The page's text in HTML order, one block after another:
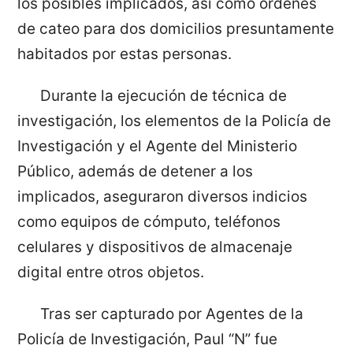
de cateo para dos domicilios presuntamente
habitados por estas personas.
Durante la ejecución de técnica de
investigación, los elementos de la Policía de
Investigación y el Agente del Ministerio
Público, además de detener a los
implicados, aseguraron diversos indicios
como equipos de cómputo, teléfonos
celulares y dispositivos de almacenaje
digital entre otros objetos.
Tras ser capturado por Agentes de la
Policía de Investigación, Paul “N” fue